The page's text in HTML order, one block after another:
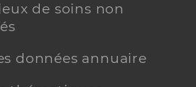
de soins non
données annuaire